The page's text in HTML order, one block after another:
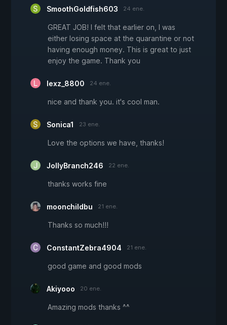
SmoothGoldfish603 24 ene.
GREAT JOB! I felt that earlier on, I was
either losing space at the quarantine or not
having enough money. This is great to just
enjoy the game. Thank you
lexz_8800 24 ene.
nice and thank you. it's cool man.
Sonica1 23 ene.
Love the options we have, thanks!
JollyBranch246 22 ene.
thanks works fine
moonchildbu 21 ene.
Thanks so much!!!
ConstantZebra4904 21 ene.
good game and good mods
Akiyooo 20 ene.
Amazing mods thanks ^^